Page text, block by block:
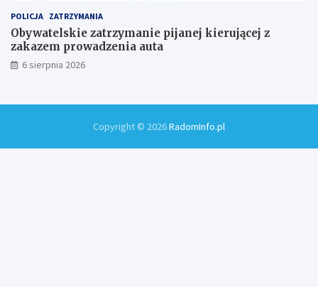
POLICJA ZATRZYMANIA
Obywatelskie zatrzymanie pijanej kierującej z
zakazem prowadzenia auta
6 sierpnia 2026
Copyright © 2026RadomInfo.pl